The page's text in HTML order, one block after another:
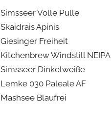
Simsseer Volle Pulle
Skaidrais Apinis
Giesinger Freiheit
Kitchenbrew Windstill NEIPA
Simsseer Dinkelweiße
Lemke 030 Paleale AF
Mashsee Blaufrei